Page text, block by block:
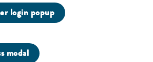
login popup
modal